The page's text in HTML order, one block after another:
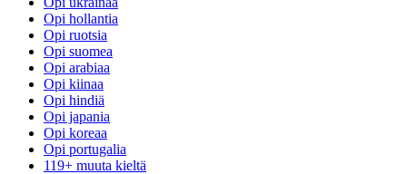
Opi hollantia
Opi ruotsia
Opi suomea
Opi arabiaa
Opi kiinaa
Opi hindiä
Opi japania
Opi koreaa
Opi portugalia
119+ muuta kieltä